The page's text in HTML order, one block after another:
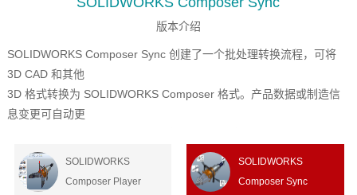
版本介绍
SOLIDWORKS Composer Sync 创建了一个批处理转换流程，可将
3D CAD 和其他
3D 格式转换为 SOLIDWORKS Composer 格式。产品数据或制造信
息变更可自动更
置保存到 XML
中，以便未来使用。
（点击图片箭头右滑了解）
SOLIDWORKS
Composer Player
SOLIDWORKS
Composer Sync